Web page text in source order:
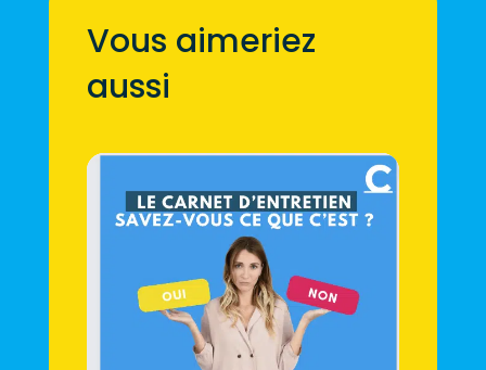
Vous aimeriez
aussi